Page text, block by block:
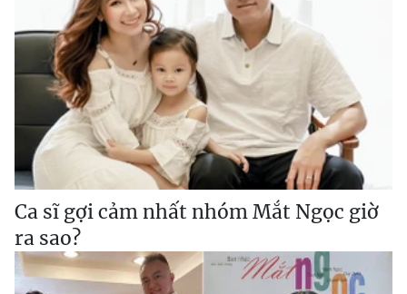
Ca sĩ gợi cảm nhất nhóm Mắt Ngọc giờ
ra sao?